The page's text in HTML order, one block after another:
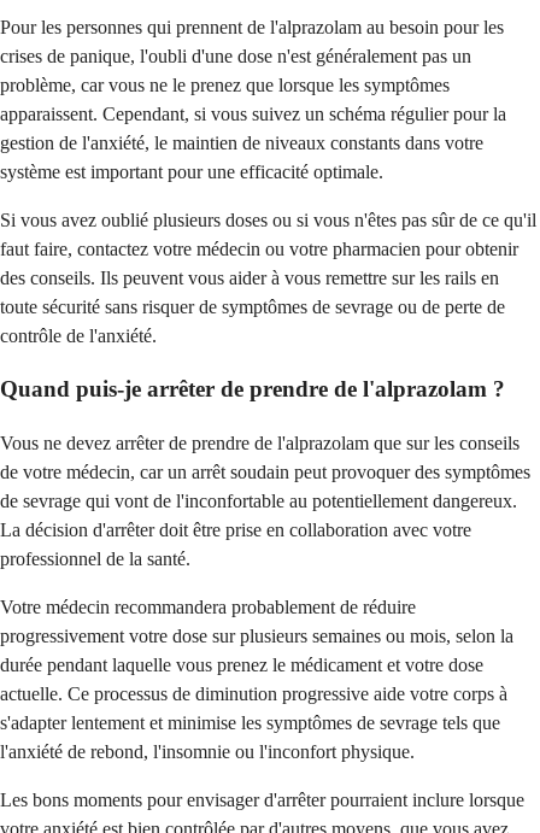
Pour les personnes qui prennent de l'alprazolam au besoin pour les
crises de panique, l'oubli d'une dose n'est généralement pas un
problème, car vous ne le prenez que lorsque les symptômes
apparaissent. Cependant, si vous suivez un schéma régulier pour la
gestion de l'anxiété, le maintien de niveaux constants dans votre
système est important pour une efficacité optimale.
Si vous avez oublié plusieurs doses ou si vous n'êtes pas sûr de ce qu'il
faut faire, contactez votre médecin ou votre pharmacien pour obtenir
des conseils. Ils peuvent vous aider à vous remettre sur les rails en
toute sécurité sans risquer de symptômes de sevrage ou de perte de
contrôle de l'anxiété.
Quand puis-je arrêter de prendre de l'alprazolam ?
Vous ne devez arrêter de prendre de l'alprazolam que sur les conseils
de votre médecin, car un arrêt soudain peut provoquer des symptômes
de sevrage qui vont de l'inconfortable au potentiellement dangereux.
La décision d'arrêter doit être prise en collaboration avec votre
professionnel de la santé.
Votre médecin recommandera probablement de réduire
progressivement votre dose sur plusieurs semaines ou mois, selon la
durée pendant laquelle vous prenez le médicament et votre dose
actuelle. Ce processus de diminution progressive aide votre corps à
s'adapter lentement et minimise les symptômes de sevrage tels que
l'anxiété de rebond, l'insomnie ou l'inconfort physique.
Les bons moments pour envisager d'arrêter pourraient inclure lorsque
votre anxiété est bien contrôlée par d'autres moyens, que vous avez